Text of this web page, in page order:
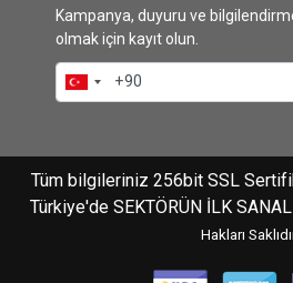
Kampanya, duyuru ve
olmak için kayıt olun.
Tüm bilgileriniz 256bit SSL
Türkiye'de SEKTÖRÜN İLK
Hakları